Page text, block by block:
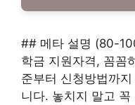
## 메타 설명 (80-
학금 지원자격, 꼼꼼
준부터 신청방법까
니다. 놓치지 말고